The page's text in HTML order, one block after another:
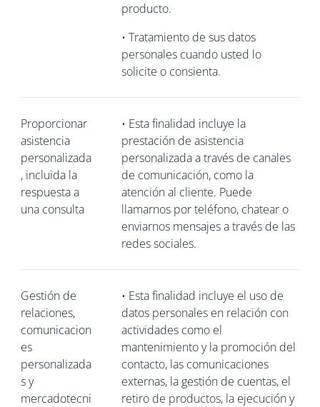
producto.
• Tratamiento de sus datos
personales cuando usted lo
solicite o consienta.
Proporcionar
asistencia
personalizada
, incluida la
respuesta a
una consulta
• Esta finalidad incluye la
prestación de asistencia
personalizada a través de canales
de comunicación, como la
atención al cliente. Puede
llamarnos por teléfono, chatear o
enviarnos mensajes a través de las
redes sociales.
Gestión de
relaciones,
comunicacion
es
personalizada
s y
mercadotecni
• Esta finalidad incluye el uso de
datos personales en relación con
actividades como el
mantenimiento y la promoción del
contacto, las comunicaciones
externas, la gestión de cuentas, el
retiro de productos, la ejecución y